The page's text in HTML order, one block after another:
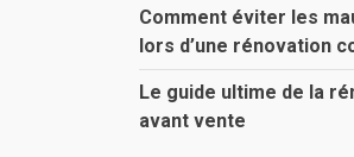
Comment éviter les
lors d’une rénovation
Le guide ultime de la
avant vente